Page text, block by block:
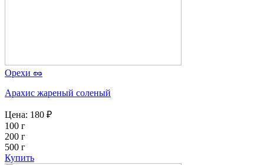
Орехи 🥜
Арахис жареный соленый
Цена: 180 ₽
100 г
200 г
500 г
Купить